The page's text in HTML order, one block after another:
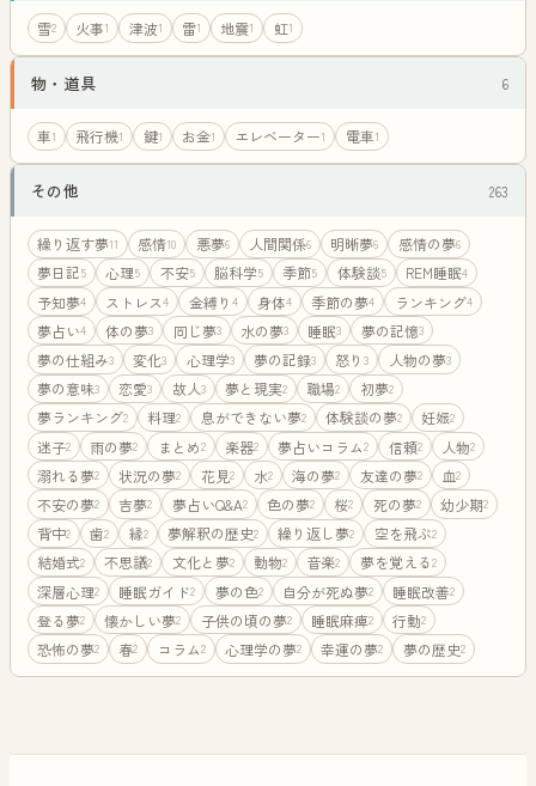
雪2 火事1 津波1 雷1 地震1 虹1
物・道具 6
車1 飛行機1 鍵1 お金1 エレベーター1 電車1
その他 263
繰り返す夢11 感情10 悪夢6 人間関係6 明晰夢6 感情の夢6
夢日記5 心理5 不安5 脳科学5 季節5 体験談5 REM睡眠4
予知夢4 ストレス4 金縛り 4 身体4 季節の夢4 ランキング4
夢占い4 体の夢3 同じ夢3 水の夢3 睡眠3 夢の記憶3
夢の仕組み3 変化3 心理学3 夢の記録3 怒り3 人物の夢3
夢の意味3 恋愛3 故人3 夢と現実2 職場2 初夢2
夢ランキング2 料理2 息ができない夢2 体験談の夢2 妊娠2
迷子2 雨の夢2 まとめ2 楽器2 夢占いコラム2 信頼2 人物2
溺れる夢2 状況の夢2 花見2 水2 海の夢2 友達の夢2 血2
不安の夢2 吉夢2 夢占いQ&A2 色の夢2 桜2 死の夢2 幼少期2
背中2 歯2 縁2 夢解釈の歴史2 繰り返し夢2 空を飛ぶ2
結婚式2 不思議2 文化と夢2 動物2 音楽2 夢を覚える2
深層心理2 睡眠ガイド2 夢の色2 自分が死ぬ夢2 睡眠改善2
登る夢2 懐かしい夢2 子供の頃の夢2 睡眠麻痺2 行動2
恐怖の夢2 春2 コラム2 心理学の夢2 幸運の夢2 夢の歴史2